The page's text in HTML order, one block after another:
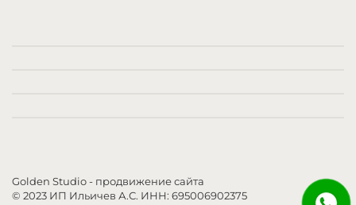
Golden Studio - продвижение сайта
© 2023 ИП Ильичев А.С. ИНН: 695006902375